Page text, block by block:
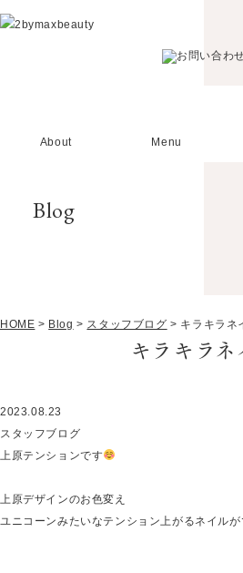
About Menu
Blog
HOME > Blog > スタッフブログ > キラキラネ
キラキラネ
2023.08.23
スタッフブログ
上原テンションです
上原デザインのお色変え
ユニコーンみたいなテンション上がるネイル